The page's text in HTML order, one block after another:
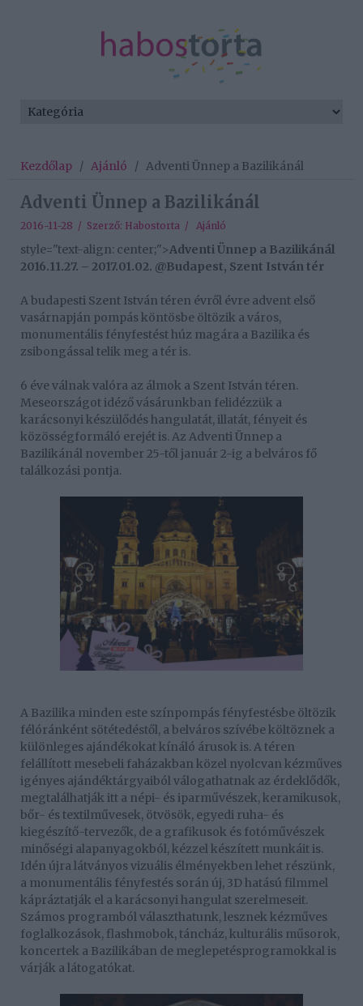
Kezdőlap / Ajánló / Adventi Ünnep a Bazilikánál
Adventi Ünnep a Bazilikánál
2016-11-28 / Szerző: Habostorta / Ajánló
style="text-align: center;">Adventi Ünnep a Bazilikánál
2016.11.27. – 2017.01.02. @Budapest, Szent István tér
A budapesti Szent István téren évről évre advent első
vasárnapján pompás köntösbe öltözik a város,
monumentális fényfestést húz magára a Bazilika és
zsibongással telik meg a tér is.
6 éve válnak valóra az álmok a Szent István téren.
Meseországot idéző vásárunkban felidézzük a
karácsonyi készülődés hangulatát, illatát, fényeit és
közösségformáló erejét is. Az Adventi Ünnep a
Bazilikánál november 25-től január 2-ig a belváros fő
találkozási pontja.
A Bazilika minden este színpompás fényfestésbe öltözik
félóránként sötétedéstől, a belváros szívébe költöznek a
különleges ajándékokat kínáló árusok is. A téren
felállított mesebeli faházakban közel nyolcvan kézműves
igényes ajándéktárgyaiból válogathatnak az érdeklődők,
megtalálhatják itt a népi- és iparművészek, keramikusok,
bőr- és textilművesek, ötvösök, egyedi ruha- és
kiegészítő-tervezők, de a grafikusok és fotóművészek
minőségi alapanyagokból, kézzel készített munkáit is.
Idén újra látványos vizuális élményekben lehet részünk,
a monumentális fényfestés során új, 3D hatású filmmel
kápráztatják el a karácsonyi hangulat szerelmeseit.
Számos programból választhatunk, lesznek kézműves
foglalkozások, flashmobok, táncház, kulturális műsorok,
koncertek a Bazilikában de meglepetésprogramokkal is
várják a látogatókat.